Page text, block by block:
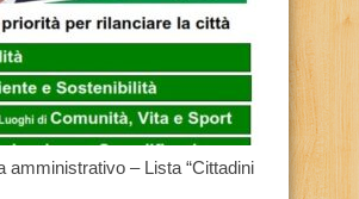
amministrativo – Lista “Cittadini